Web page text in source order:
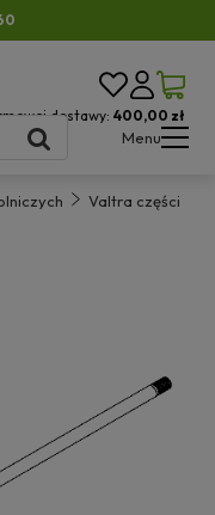
dostawy: 400,00 zł
Menu
Valtra części